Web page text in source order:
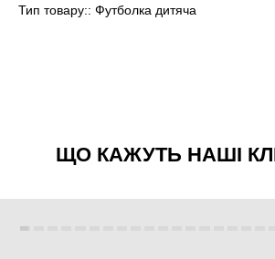
Тип товару:: Футболка дитяча
ЩО КАЖУТЬ НАШІ